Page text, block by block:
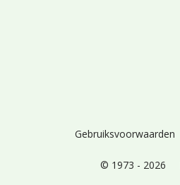
Gebruiksvoorwaarden
© 1973 - 2026